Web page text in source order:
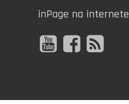
inPage na internete